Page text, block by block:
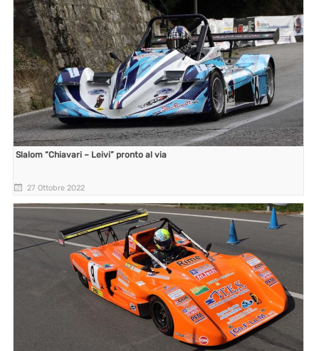
Slalom “Chiavari – Leivi” pronto al via
27 Ottobre 2022